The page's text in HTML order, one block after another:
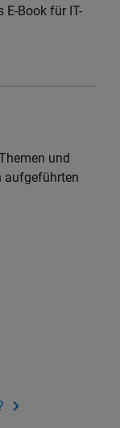
E-Book für IT-
und
aufgeführten